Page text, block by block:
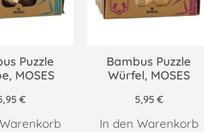
Puzzle
MOSES
€
Bambus Puzzle
Würfel, MOSES
5,95 €
In den Warenkorb